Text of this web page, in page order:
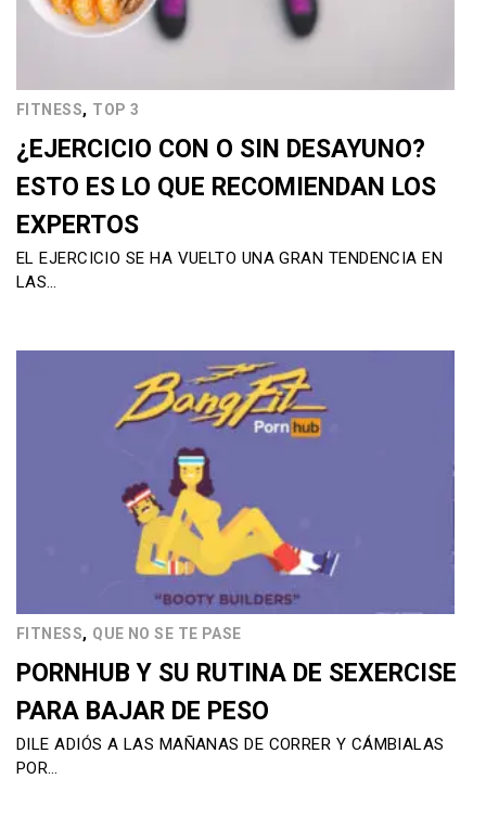
FITNESS, TOP 3
¿EJERCICIO CON O SIN DESAYUNO?
ESTO ES LO QUE RECOMIENDAN LOS
EXPERTOS
EL EJERCICIO SE HA VUELTO UNA GRAN TENDENCIA EN
LAS…
FITNESS, QUE NO SE TE PASE
PORNHUB Y SU RUTINA DE SEXERCISE
PARA BAJAR DE PESO
DILE ADIÓS A LAS MAÑANAS DE CORRER Y CÁMBIALAS
POR…